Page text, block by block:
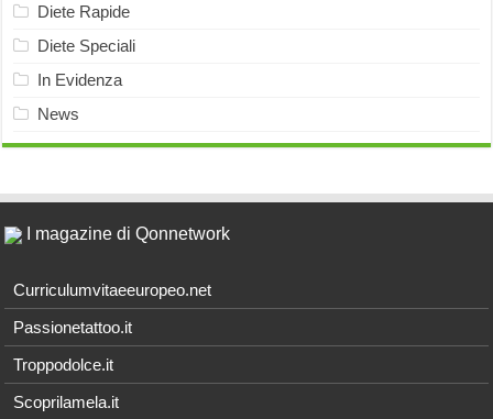
Diete Rapide
Diete Speciali
In Evidenza
News
I magazine di Qonnetwork
Curriculumvitaeeuropeo.net
Passionetattoo.it
Troppodolce.it
Scoprilamela.it